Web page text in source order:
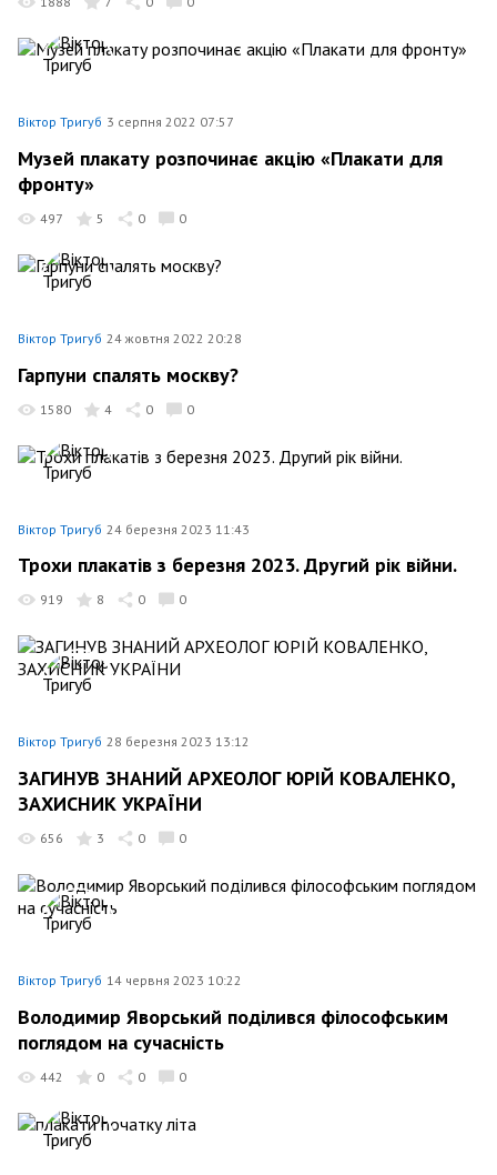
Віктор Тригуб 3 серпня 2022 07:57
Музей плакату розпочинає акцію «Плакати для
фронту»
497 5 0 0
Віктор Тригуб 24 жовтня 2022 20:28
Гарпуни спалять москву?
1580 4 0 0
Віктор Тригуб 24 березня 2023 11:43
Трохи плакатів з березня 2023. Другий рік війни.
919 8 0 0
Віктор Тригуб 28 березня 2023 13:12
ЗАГИНУВ ЗНАНИЙ АРХЕОЛОГ ЮРІЙ КОВАЛЕНКО,
ЗАХИСНИК УКРАЇНИ
656 3 0 0
Віктор Тригуб 14 червня 2023 10:22
Володимир Яворський поділився філософським
поглядом на сучасність
442 0 0 0